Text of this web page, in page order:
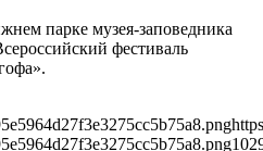
парке музея-заповедника
фестиваль